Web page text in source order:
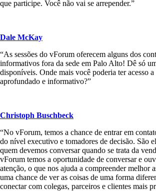
que participe. Você não vai se arrepender.”
Dale McKay
“As sessões do vForum oferecem alguns dos
informativos fora da sede em Palo Alto! Dê só
disponíveis. Onde mais você poderia ter acesso
aprofundado e informativo?”
Christoph Buschbeck
“No vForum, temos a chance de entrar em
do nível executivo e tomadores de decisão. São
quem devemos conversar quando se trata da
vForum temos a oportunidade de conversar e
atenção, o que nos ajuda a compreender melhor
uma chance de ver as coisas de uma forma
conectar com colegas, parceiros e clientes mais